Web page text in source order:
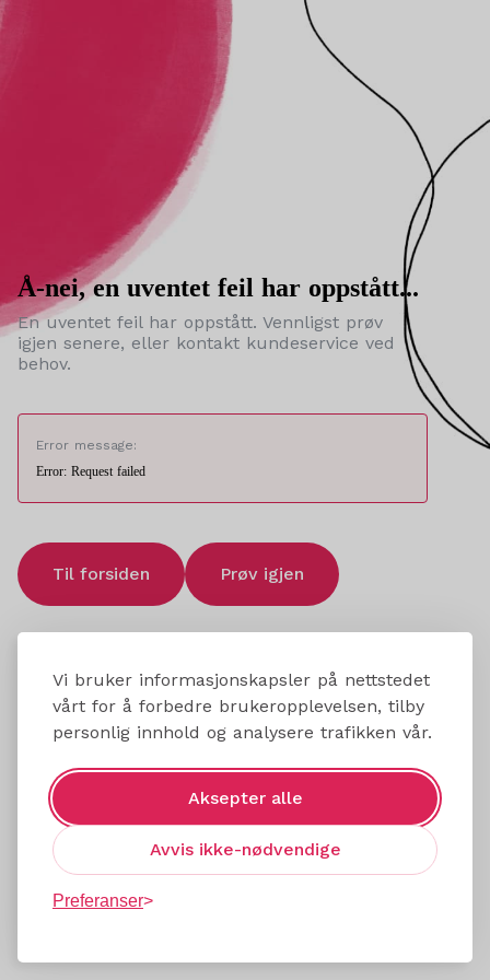
Vi bruker informasjonskapsler på nettstedet
vårt for å forbedre brukeropplevelsen, tilby
personlig innhold og analysere trafikken vår.
Aksepter alle
Avvis ikke-nødvendige
Preferanser
Å-nei, en uventet feil har oppstått...
En uventet feil har oppstått. Vennligst prøv
igjen senere, eller kontakt kundeservice ved
behov.
Error message:
Error: Request failed
Til forsiden Prøv igjen